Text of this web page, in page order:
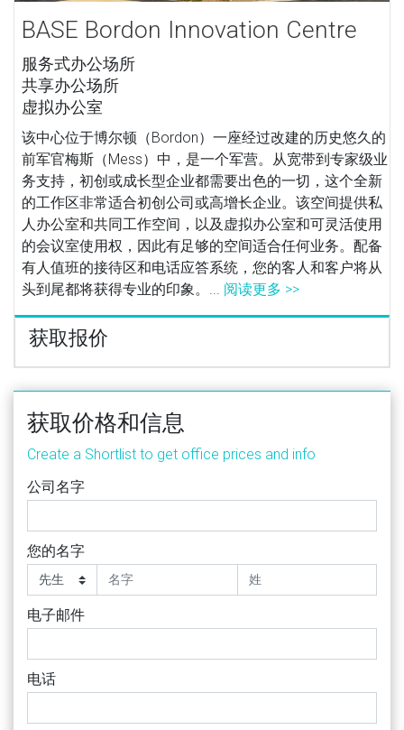
BASE Bordon Innovation Centre
服务式办公场所
共享办公场所
虚拟办公室
该中心位于博尔顿（Bordon）一座经过改建的历史悠久的
前军官梅斯（Mess）中，是一个军营。从宽带到专家级业
务支持，初创或成长型企业都需要出色的一切，这个全新
的工作区非常适合初创公司或高增长企业。该空间提供私
人办公室和共同工作空间，以及虚拟办公室和可灵活使用
的会议室使用权，因此有足够的空间适合任何业务。配备
有人值班的接待区和电话应答系统，您的客人和客户将从
头到尾都将获得专业的印象。... 阅读更多 >>
获取报价
获取价格和信息
Create a Shortlist to get office prices and info
公司名字
您的名字
电子邮件
电话